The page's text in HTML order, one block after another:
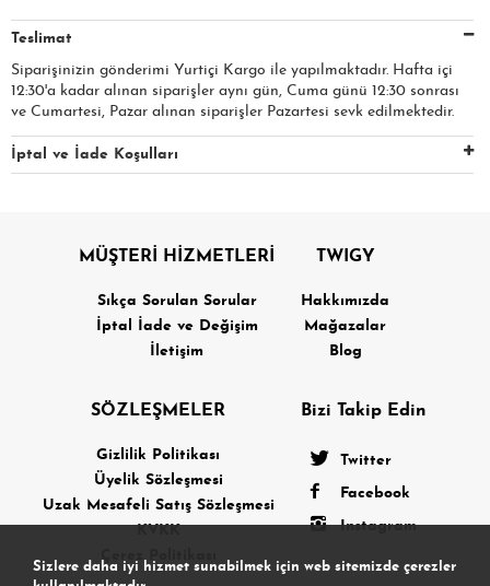
Teslimat
Siparişinizin gönderimi Yurtiçi Kargo ile yapılmaktadır. Hafta içi
12:30'a kadar alınan siparişler aynı gün, Cuma günü 12:30 sonrası
ve Cumartesi, Pazar alınan siparişler Pazartesi sevk edilmektedir.
İptal ve İade Koşulları
MÜŞTERİ HİZMETLERİ
Sıkça Sorulan Sorular
İptal İade ve Değişim
İletişim
TWIGY
Hakkımızda
Mağazalar
Blog
SÖZLEŞMELER
Gizlilik Politikası
Üyelik Sözleşmesi
Uzak Mesafeli Satış Sözleşmesi
KVKK
Bizi Takip Edin
Twitter
Facebook
Instagram
Sizlere daha iyi hizmet sunabilmek için web sitemizde çerezler